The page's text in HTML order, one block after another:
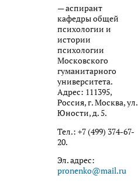
— аспирант
кафедры общей
психологии и
истории
психологии
Московского
гуманитарного
университета.
Адрес: 111395,
Россия, г. Москва, ул.
Юности, д. 5.
Тел.: +7 (499) 374-67-
20.
Эл. адрес:
pronenko@mail.ru